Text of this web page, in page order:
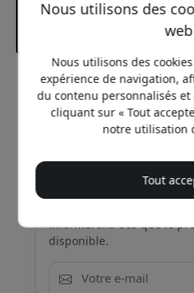
Prix
26.99
nouveau en stock
disponible.
Nous utilisons des
web
Nous utilisons des
expérience de navigation,
du contenu personnalisés
cliquant sur « Tout
notre utilisation
Tout